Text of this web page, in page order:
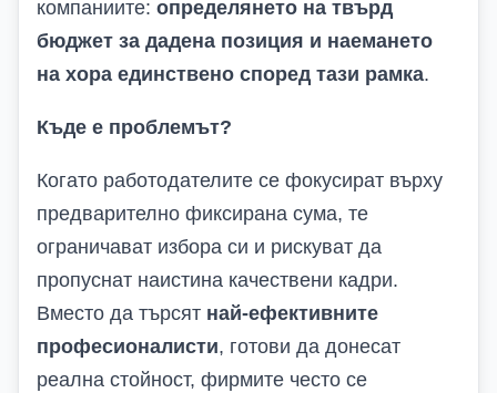
компаниите: определянето на твърд
бюджет за дадена позиция и наемането
на хора единствено според тази рамка.
Къде е проблемът?
Когато работодателите се фокусират върху
предварително фиксирана сума, те
ограничават избора си и рискуват да
пропуснат наистина качествени кадри.
Вместо да търсят най-ефективните
професионалисти, готови да донесат
реална стойност, фирмите често се